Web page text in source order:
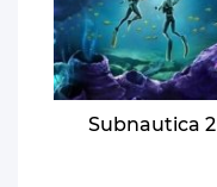
Subnautica 2